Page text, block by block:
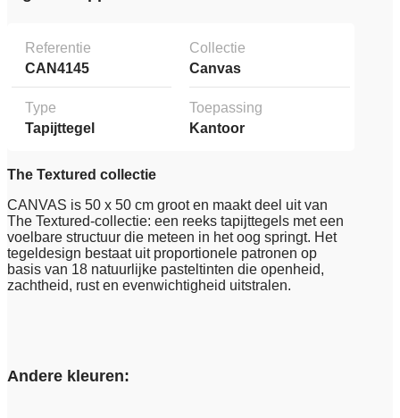
Referentie
CAN4145
Collectie
Canvas
Type
Tapijttegel
Toepassing
Kantoor
The Textured collectie
CANVAS is 50 x 50 cm groot en maakt deel uit van
The Textured-collectie: een reeks tapijttegels met een
voelbare structuur die meteen in het oog springt. Het
tegeldesign bestaat uit proportionele patronen op
basis van 18 natuurlijke pasteltinten die openheid,
zachtheid, rust en evenwichtigheid uitstralen.
Andere kleuren: